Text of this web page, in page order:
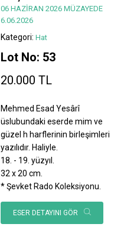
06 HAZİRAN 2026 MÜZAYEDE
6.06.2026
Kategori: Hat
Lot No: 53
20.000 TL
Mehmed Esad Yesârî
üslubundaki eserde mim ve
güzel h harflerinin birleşimleri
yazılıdır. Haliyle.
18. - 19. yüzyıl.
32 x 20 cm.
* Şevket Rado Koleksiyonu.
ESER DETAYINI GÖR